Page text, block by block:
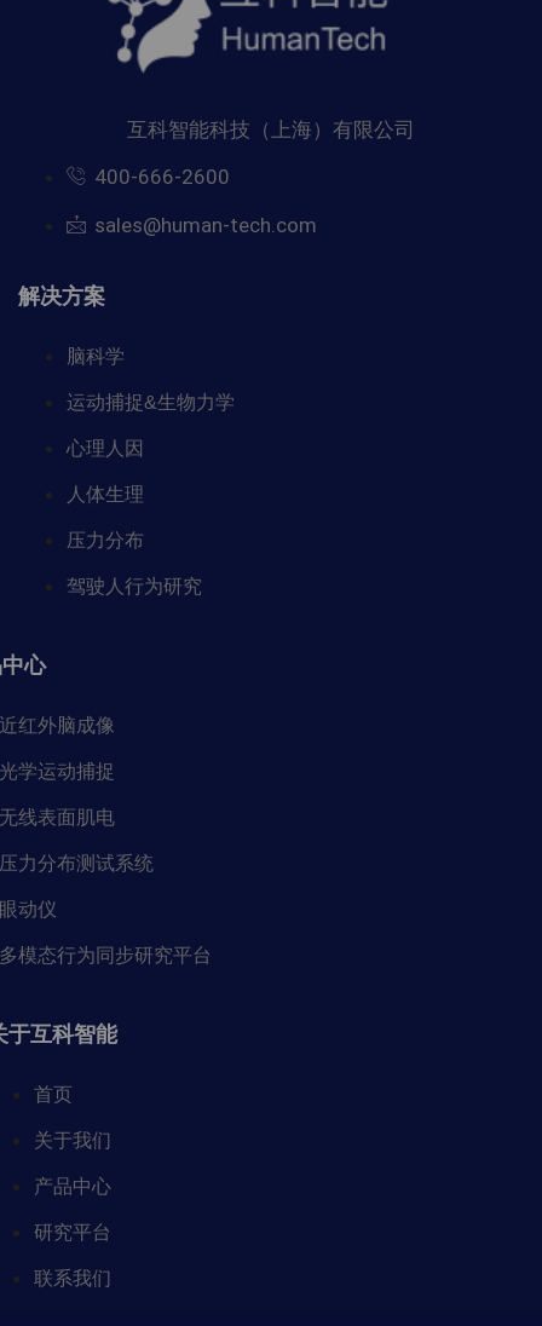
互科智能科技（上海）有限公司
400-666-2600
sales@human-tech.com
解决方案
脑科学
运动捕捉&生物力学
心理人因
人体生理
压力分布
驾驶人行为研究
心
红外脑成像
学运动捕捉
线表面肌电
力分布测试系统
动仪
模态行为同步研究平台
于互科智能
首页
关于我们
产品中心
研究平台
联系我们